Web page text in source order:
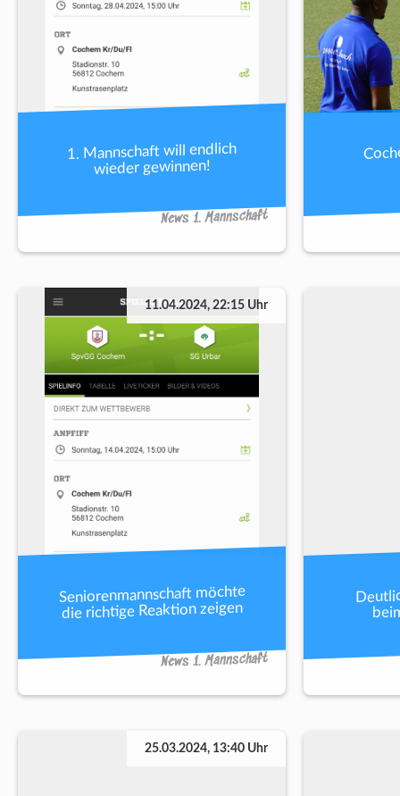
1. Mannschaft will endlich
wieder gewinnen!
News 1. Mannschaft
11.04.2024, 22:15 Uhr
Seniorenmannschaft möchte
die richtige Reaktion zeigen
News 1. Mannschaft
25.03.2024, 13:40 Uhr